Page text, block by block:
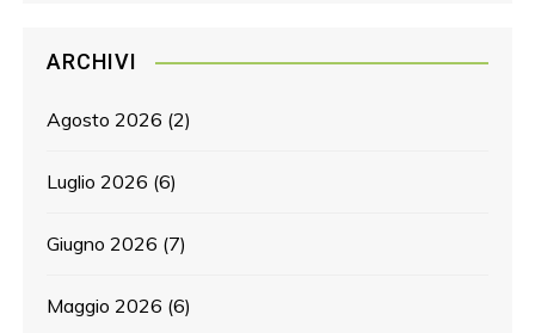
ARCHIVI
Agosto 2026 (2)
Luglio 2026 (6)
Giugno 2026 (7)
Maggio 2026 (6)